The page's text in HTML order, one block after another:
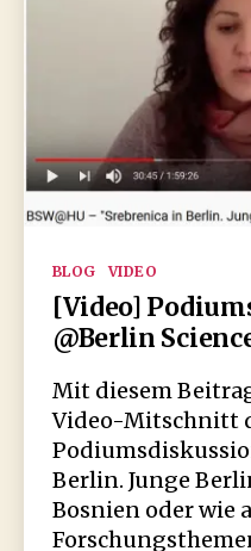
Kategorien
BLOG VIDEO
[Video]
@Berlin
Mit diesem
Video-Mitschnitt
Berlin. Junge
Bosnien oder wie